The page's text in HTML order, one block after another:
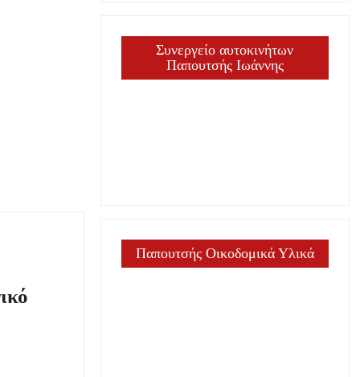
Συνεργείο αυτοκινήτων
Παπουτσής Ιωάννης
Παπουτσής Οικοδομικά Υλικά